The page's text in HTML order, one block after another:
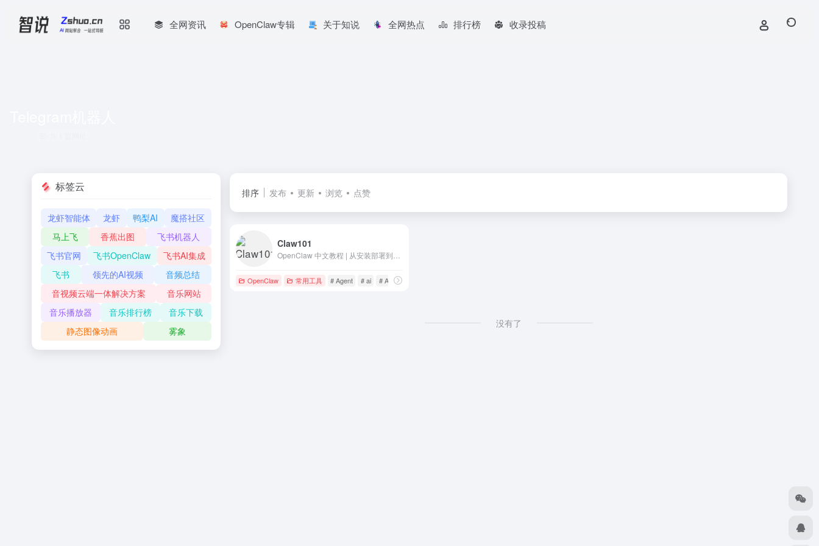
全网资讯 OpenClaw专辑 关于知说 全网热点 排行榜 收录投稿
排序 发布 更新 浏览 点赞
Claw101
OpenClaw 常用工具 # Agent # ai # AI助手
没有了
标签云
龙虾智能体 龙虾 鸭梨AI
魔搭社区
马上飞
香蕉出图
飞书机器人
飞书官网
飞书OpenClaw
飞书AI集成
飞书
领先的AI视频
音频总结
音视频云端一体解决方案
音乐网站
音乐播放器
音乐排行榜
音乐下载
静态图像动画
雾象